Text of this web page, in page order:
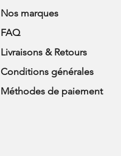
Nos marques
FAQ
Livraisons & Retours
Conditions générales
Méthodes de paiement